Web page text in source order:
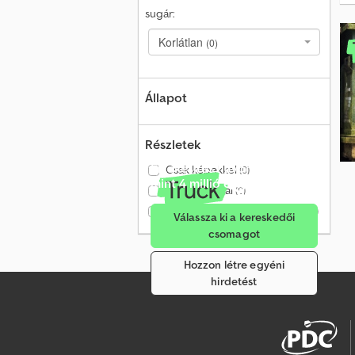
sugár:
Korlátlan (0)
Állapot
Részletek
Csak képekkel (0)
Csak videóval (0)
Csak ellenőrzött kereskedők (0)
Értékesítés havonta több
mint 4 millió érdeklődőnek
Válassza ki a kereskedői
csomagot
Hozzon létre egyéni
hirdetést